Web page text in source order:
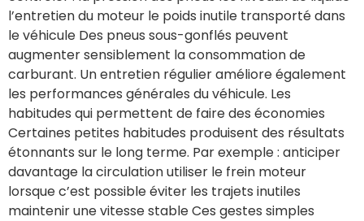
l’entretien du moteur le poids inutile transporté dans
le véhicule Des pneus sous-gonflés peuvent
augmenter sensiblement la consommation de
carburant. Un entretien régulier améliore également
les performances générales du véhicule. Les
habitudes qui permettent de faire des économies
Certaines petites habitudes produisent des résultats
étonnants sur le long terme. Par exemple : anticiper
davantage la circulation utiliser le frein moteur
lorsque c’est possible éviter les trajets inutiles
maintenir une vitesse stable Ces gestes simples